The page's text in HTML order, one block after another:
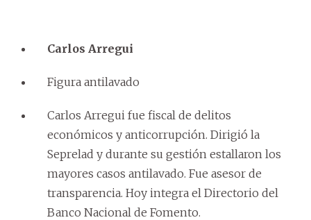
Carlos Arregui
Figura antilavado
Carlos Arregui fue fiscal de delitos
económicos y anticorrupción. Dirigió la
Seprelad y durante su gestión estallaron los
mayores casos antilavado. Fue asesor de
transparencia. Hoy integra el Directorio del
Banco Nacional de Fomento.